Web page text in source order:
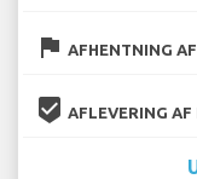
flag AFHENTNING
beenhere AFLEVERING